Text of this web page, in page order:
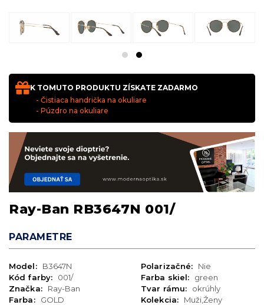
K TOMUTO PRODUKTU ZÍSKATE ZADARMO
- Čistiaca handrička na okuliare
- Púzdro na okuliare
Ray-Ban RB3647N 001/
PARAMETRE
Model:
B3647N
Kód farby:
001/
Značka:
Ray-Ban
Farba:
GOLD
Polarizačné:
Nie
Farba skiel:
green
Tvar rámu:
okrúhly
Kolekcia:
Muži,Ženy